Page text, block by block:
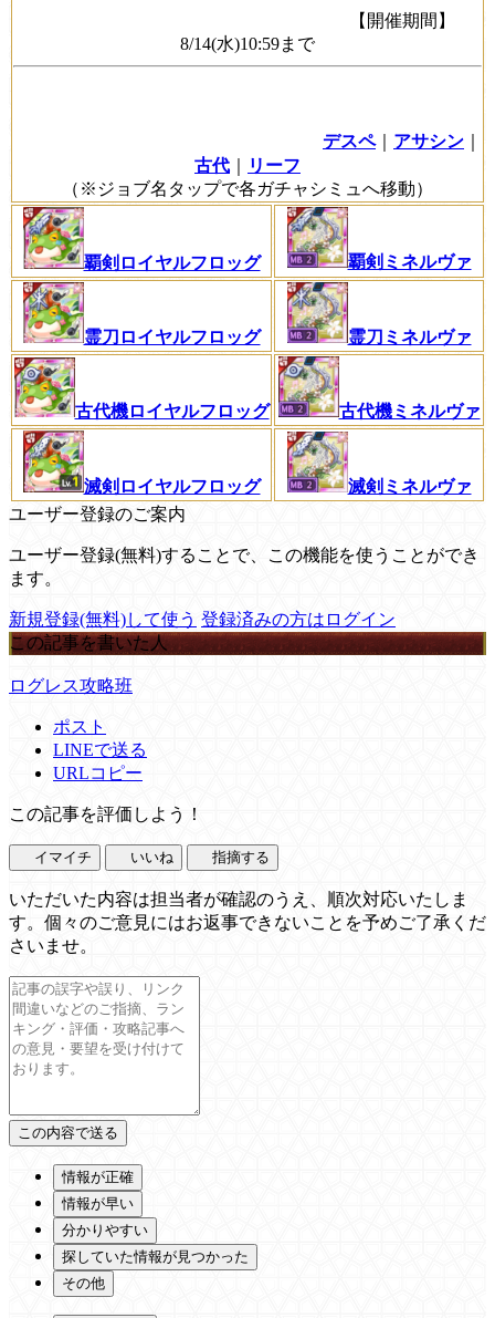
【開催期間】
8/14(水)10:59まで
デスペ｜ アサシン
古代
リーフ
（※ジョブ名タップで各ガチャシミュへ移動）
覇剣ロイヤルフロッグ 覇剣ミネルヴァ
霊刀ロイヤルフロッグ 霊刀ミネルヴァ
古代機ロイヤルフロッグ 古代機ミネルヴァ
滅剣ロイヤルフロッグ
滅剣ミネルヴァ
ユーザー登録のご案内
ユーザー登録(無料)することで、この機能を使うことができ
ます。
新規登録(無料)して使う 登録済みの方はログイン
この記事を書いた人
ログレス攻略班
ポスト
LINEで送る
URLコピー
この記事を評価しよう！
イマイチ いいね 指摘する
いただいた内容は担当者が確認のうえ、順次対応いたしま
す。個々のご意見にはお返事できないことを予めご了承くだ
さいませ。
情報が正確
情報が早い
分かりやすい
探していた情報が見つかった
その他